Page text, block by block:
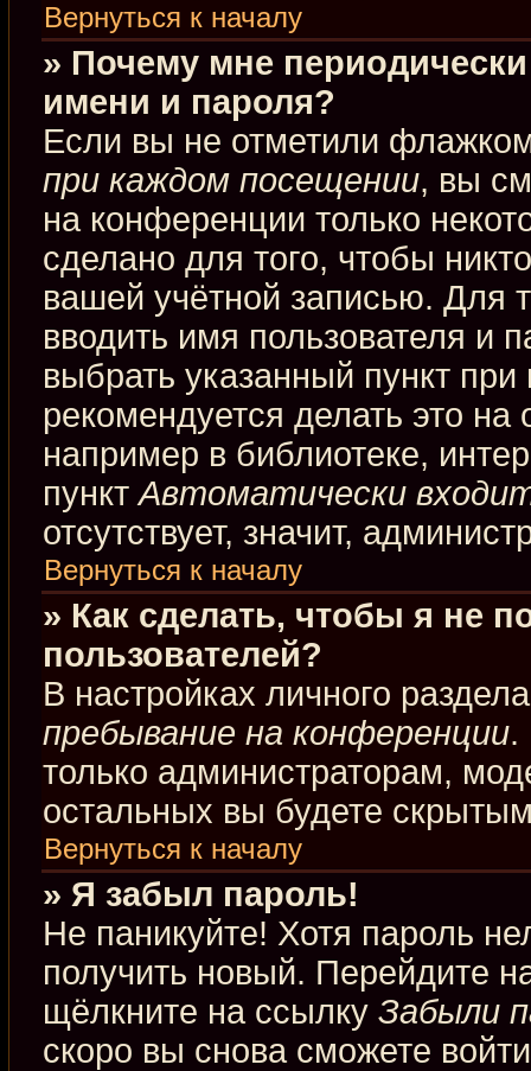
Вернуться к началу
» Почему мне
имени и пароля?
Если вы не отметили
при каждом посещении, вы
на конференции только
сделано для того, чтобы
вашей учётной записью. Для
вводить имя пользователя и
выбрать указанный пункт
рекомендуется делать это
например в библиотеке,
пунктАвтоматически
отсутствует, значит,
Вернуться к началу
» Как сделать, чтобы я не
пользователей?
В настройках личного
пребывание на конференции.
только администраторам,
остальных вы будете
Вернуться к началу
» Я забыл пароль!
Не паникуйте! Хотя пароль
получить новый. Перейдите
щёлкните на ссылку Забыли
скоро вы снова сможете